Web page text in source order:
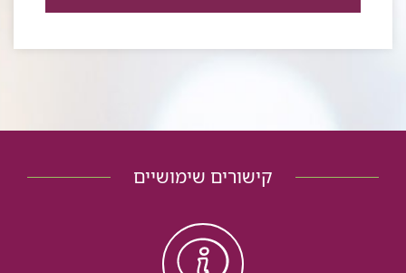
קישורים שימושיים